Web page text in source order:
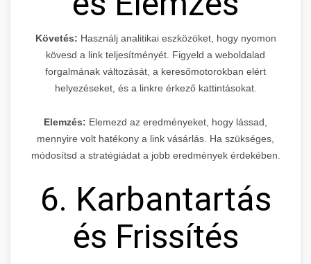
Követés: Használj analitikai eszközöket, hogy nyomon
kövesd a link teljesítményét. Figyeld a weboldalad
forgalmának változását, a keresőmotorokban elért
helyezéseket, és a linkre érkező kattintásokat.
Elemzés: Elemezd az eredményeket, hogy lássad,
mennyire volt hatékony a link vásárlás. Ha szükséges,
módosítsd a stratégiádat a jobb eredmények érdekében.
6. Karbantartás
és Frissítés